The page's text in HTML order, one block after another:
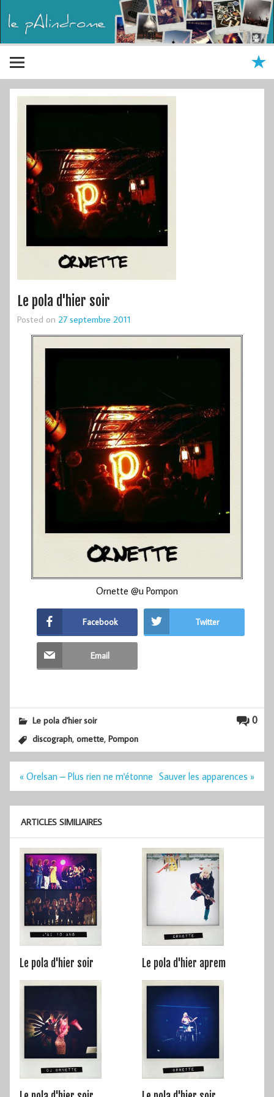
Le pola d'hier soir
Posted on 27 septembre 2011
Ornette @u Pompon
Facebook Twitter
Email
0
Le pola d'hier soir
discograph,ornette,Pompon
Navigation
« Orelsan – Plus rien ne m'étonne Sauver les apparences »
ARTICLES SIMILIAIRES
Le pola d'hier soir Le pola d'hier aprem